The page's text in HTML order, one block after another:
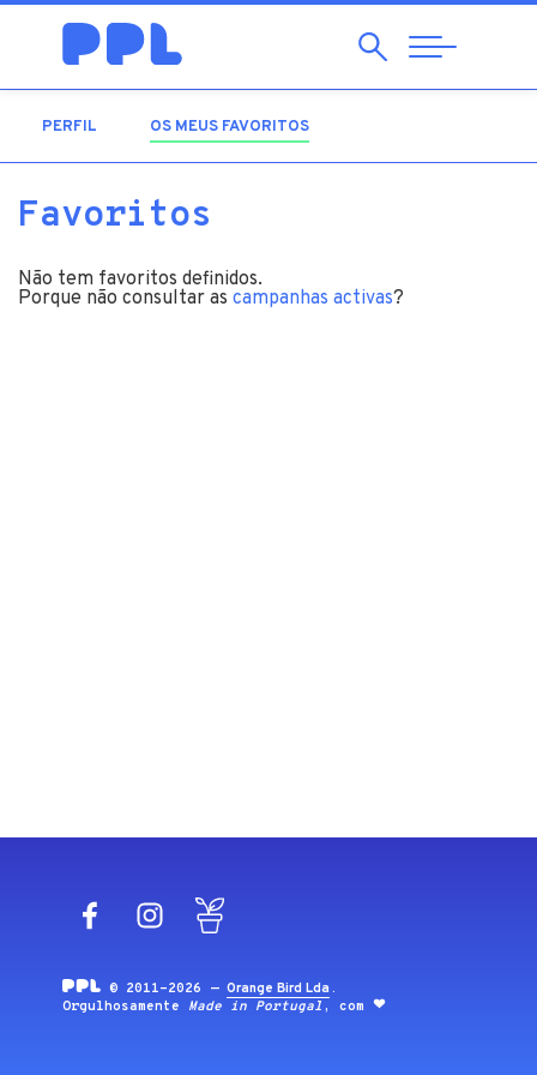
Pesquisar
Abrir
Navegação
PERFIL OS MEUS FAVORITOS
Favoritos
Não tem favoritos definidos.
Porque não consultar as campanhas activas?
FacebookInstagram
© 2011-2026 —Orange Bird Lda .
Orgulhosamente Made in Portugal , com